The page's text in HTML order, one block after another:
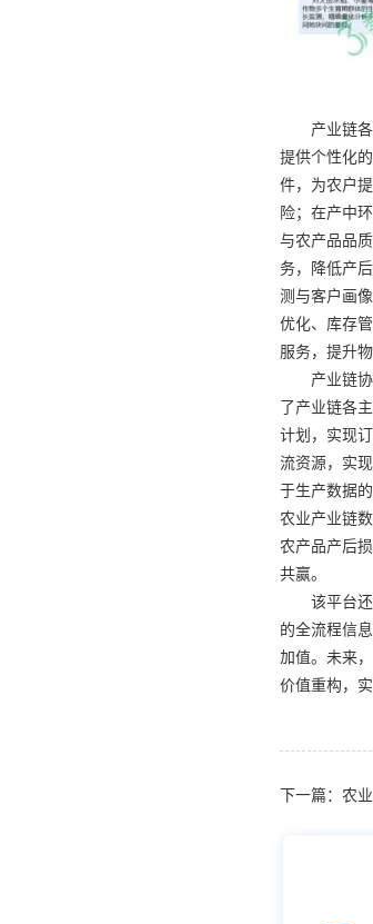
产业链
提供个性化
件，为农户
险；在产中
与农产品品
务，降低产
测与客户画
优化、库存
服务，提升物
产业链
了产业链各
计划，实现
流资源，实
于生产数据
农业产业链
农产品产后
共赢。
该平台
的全流程信
加值。未来
价值重构，
下一篇：农